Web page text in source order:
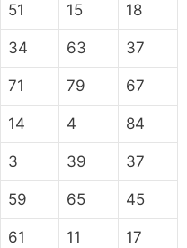
51 15 18
34 63 37
71 79 67
14 4 84
3 39 37
59 65 45
61 11 17